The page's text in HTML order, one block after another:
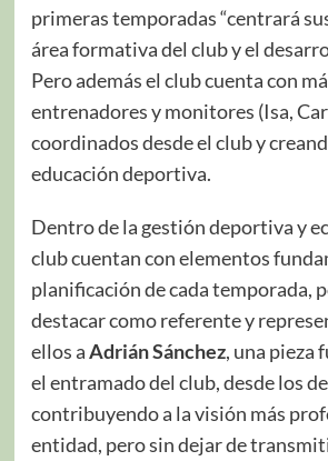
primeras temporadas “centrará
área formativa del club y el
Pero además el club cuenta con
entrenadores y monitores (Isa,
coordinados desde el club y
educación deportiva.
Dentro de la gestión deportiva y
club cuentan con elementos
planificación de cada temporada,
destacar como referente y
ellos aAdrián Sánchez, una pieza
el entramado del club, desde los
contribuyendo a la visión más
entidad, pero sin dejar de